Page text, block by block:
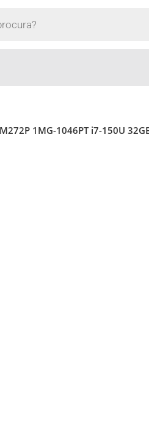
1MG-1046PT i7-150U